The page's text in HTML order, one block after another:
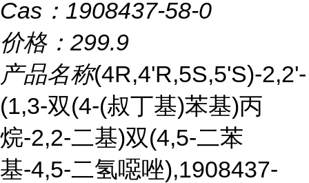
Cas： 1908437-58-0
价格： 299.9
产品名称(4R,4'R,5S,5'S)-2,2'-
(1,3-双(4-(叔丁基)苯基)丙
烷-2,2-二基)双(4,5-二苯
基-4,5-二氢噁唑),1908437-